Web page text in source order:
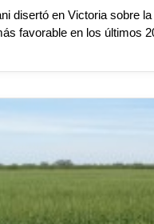
disertó en Victoria sobre la
favorable en los últimos